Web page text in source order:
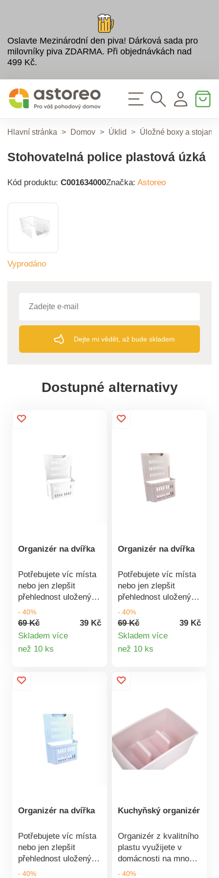
Oslavte Mezinárodní den piva! Dárková sada pro
milovníky piva ZDARMA. Při objednávkách nad
499 Kč.
Hlavní stránka > Domov > Úklid > Úložné boxy a stojany
Stohovatelná police plastová úzká
Kód produktu: C001634000Značka: Astoreo
Vyprodáno
Dejte mi vědět, až bude skladem
Dostupné alternativy
Organizér na dvířka
Potřebujete víc místa
nebo jen zlepšit
přehlednost uložených
věcí? Organizér
můžete umístit nejen
do dveří kuchyňské
koupelny, šatny apod.
minutku pomocí
oboustranných
- 40%
69 Kč
39 Kč
Skladem více
než 10 ks
Organizér na dvířka
Potřebujete víc místa
nebo jen zlepšit
přehlednost uložených
věcí? Organizér
můžete umístit nejen
do dveří kuchyňské
koupelny, šatny apod.
minutku pomocí
oboustranných
Materiál plast, barva
bílá Rozměry: 270 x
- 40%
69 Kč
39 Kč
Skladem více
než 10 ks
Organizér na dvířka
Potřebujete víc místa
nebo jen zlepšit
přehlednost uložených
věcí? Organizér
- 40%
Kuchyňský organizér
Organizér z kvalitního
plastu využijete v
domácnosti na mnoho
způsobů. Uchová
- 40%